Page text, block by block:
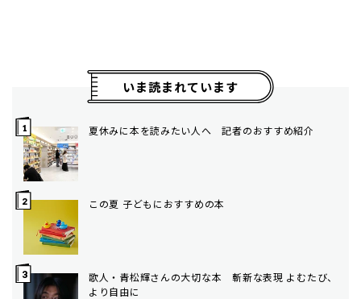
いま読まれています
夏休みに本を読みたい人へ 記者のおすすめ紹介
この夏 子どもにおすすめの本
歌人・青松輝さんの大切な本 斬新な表現 よむたび、
より自由に